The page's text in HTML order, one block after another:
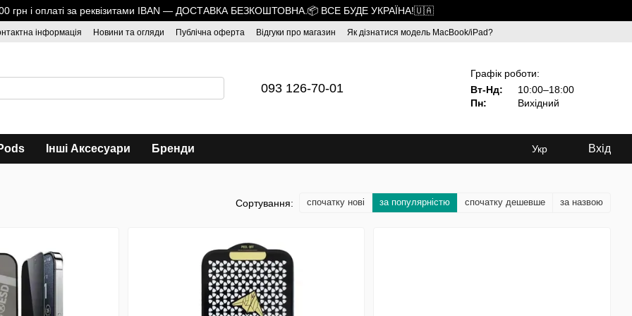
грн і оплаті за реквізитами IBAN — ДОСТАВКА БЕЗКОШТОВНА.📦 ВСЕ БУДЕ УКРАЇНА!🇺🇦
інформація Новини та огляди Публічна оферта Відгуки про магазин
Як дізнатися модель MacBook/iPad?
093 126-70-01
Графік роботи:
Вт-Нд:
10:00–18:00
Пн:
Вихідний
Інші Аксесуари Бренди Укр Вхід
Сортування: спочатку нові за популярністю спочатку дешевше за назвою